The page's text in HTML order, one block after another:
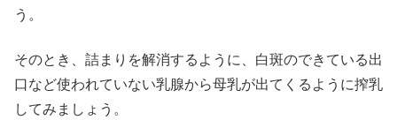
う。
そのとき、詰まりを解消するように、白斑のできている出
口など使われていない乳腺から母乳が出てくるように搾乳
してみましょう。